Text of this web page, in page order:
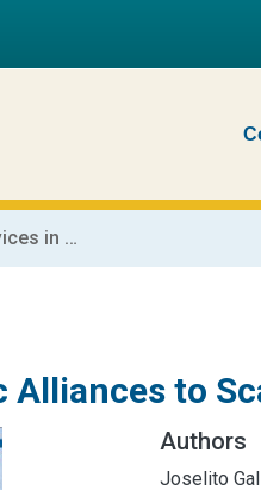
Strategic Alliances to Scale Up Financial Services in Rural Areas
Alliances to
Authors
Joselito